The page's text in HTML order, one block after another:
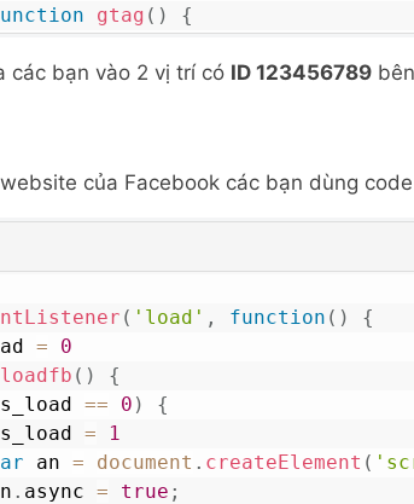
gtag ( )
{
('scroll', function(
các bạn vào 2 vị trí có ID 123456789
của Facebook các bạn dùng
( 'load' , function ( )
{
=
0
loadfb ( )
{
== 0 )
{
is_load
=
1
an = document . createElement (
an
. async = true ;